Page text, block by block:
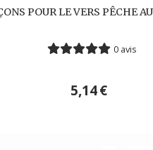
POUR LE VERS PÊCHE
0 avis
5,14€